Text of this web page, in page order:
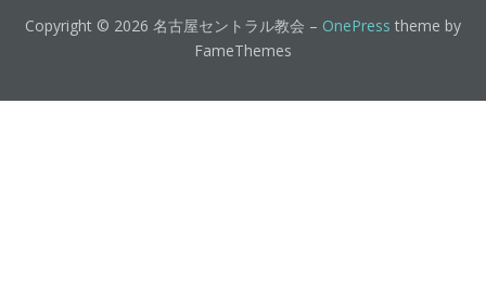
Copyright © 2026 名古屋セントラル教会 – OnePress theme by
FameThemes